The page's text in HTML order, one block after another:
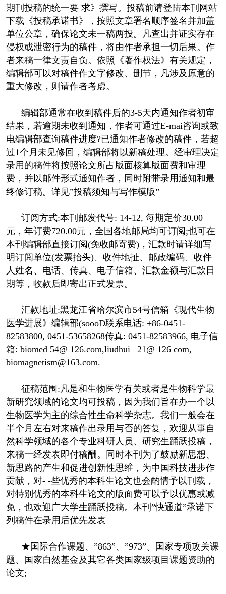
期刊投稿的统一要 求》撰写。投稿前请登陆本刊网站
下载《投稿承诺书》，按照文章署名顺序签名并加盖
单位公章，确保论文未一稿两投。凡查出并证实存在
侵权或泄密行为的稿件，将由作者承担一切后果。作
者来稿一律文责自负。依照《著作权法》有关规定，
编辑部可以对稿件作文字修改、删节，凡涉及原意的
重大修改，则请作者考虑。
编辑部通常在收到稿件后的3-5天内通知作者初审
结果，若逾期未收到通知，作者可通过E-mai咨询或致
电编辑部查询稿件进度?已通知作者修改的稿件，若超
过1个月未见修回，编辑部将以新稿处理。经审理决定
录用的稿件将按照论文所占版面核算版面费和审理
费，并以邮件形式通知作者，同时附带录用通知和最
终修订稿。详见”投稿须知与写作模版”
订阅方式:本刊邮发代号: 14-12, 每期定价30.00
元，年订费720.00元，全国各地邮局均可订阅;也可在
本刊编辑部直接订阅(免收邮寄费)，汇款时请详细写
明订阅单位(发票抬头)、收件地扯、邮政编码、收件
人姓名、电话、传真、电子信箱、汇款金额与汇款日
期等，收款后即寄出正式发票。
汇款地址:黑龙江省哈尔滨市54号信箱《现代生物
医学进展》编辑部(soooD联系电话: +86-0451-
82583800, 0451-53658268传真: 0451-82583966, 电子信
箱: biomed 54@ 126.com,liudhui_ 21@ 126 com,
biomagnetism@163.com.
征稿范围:凡是和生物医学有关或者是生物科学最
新研究领域的论文均可投稿，因为我们旨在办一个以
生物医学为主的综合性生命科学杂志。我们一般会在
半个月左右对来稿作出录用与否的答复，欢迎从事自
然科学领域的各个专业科研人员、研究生踊跃投稿，
来稿一经发表即付稿酬。同时本刊为了鼓励新思想、
新思路的产生和促进创新性思维，为中国科技进步作
贡献，对- -些优秀的本科生论文也会酌情予以刊载，
对特别优秀的本科生论文的版面费可以予以优惠或减
免，也欢迎广大学生踊跃投稿。本刊”快通道”承诺下
列稿件在录用后优先发表
★国际合作课题、”863”、”973”、国家专项攻关课
题、国家自然基金及其它各类国家级项目课题资助的
论文;